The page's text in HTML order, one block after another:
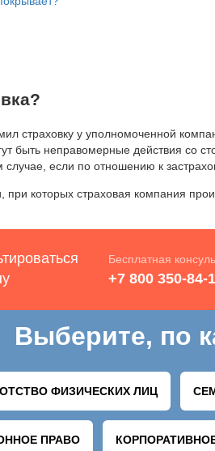
страховку у уполномоченной
быть неправомерные действия со
случае, если по отношению к
при которых страховая компания